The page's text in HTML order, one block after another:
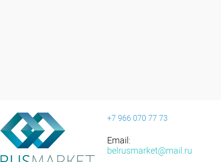
+7 966 070 77 73
Email:
belrusmarket@mail.ru